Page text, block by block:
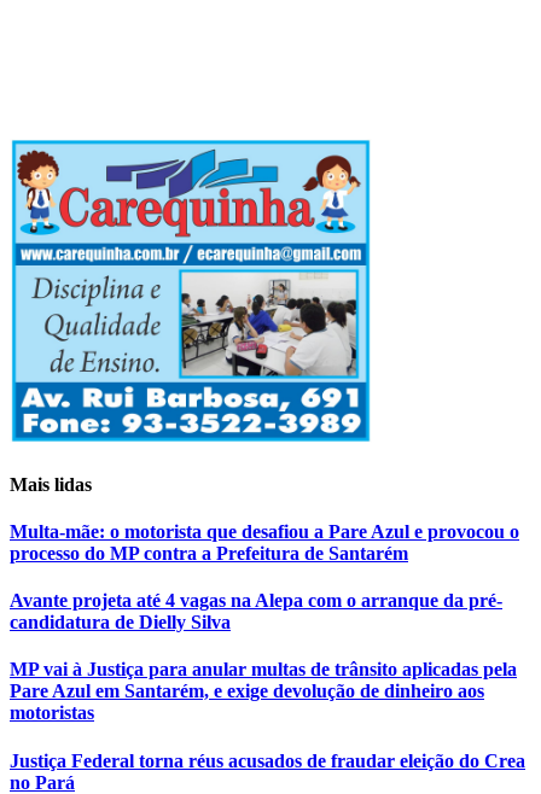
Mais lidas
Multa-mãe: o motorista que desafiou a Pare Azul e provocou o
processo do MP contra a Prefeitura de Santarém
Avante projeta até 4 vagas na Alepa com o arranque da pré-
candidatura de Dielly Silva
MP vai à Justiça para anular multas de trânsito aplicadas pela
Pare Azul em Santarém, e exige devolução de dinheiro aos
motoristas
Justiça Federal torna réus acusados de fraudar eleição do Crea
no Pará